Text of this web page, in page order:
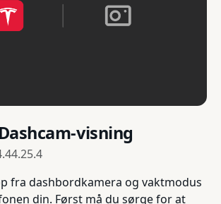
visning
fra dashbordkamera og vaktmodus
din. Først må du sørge for at